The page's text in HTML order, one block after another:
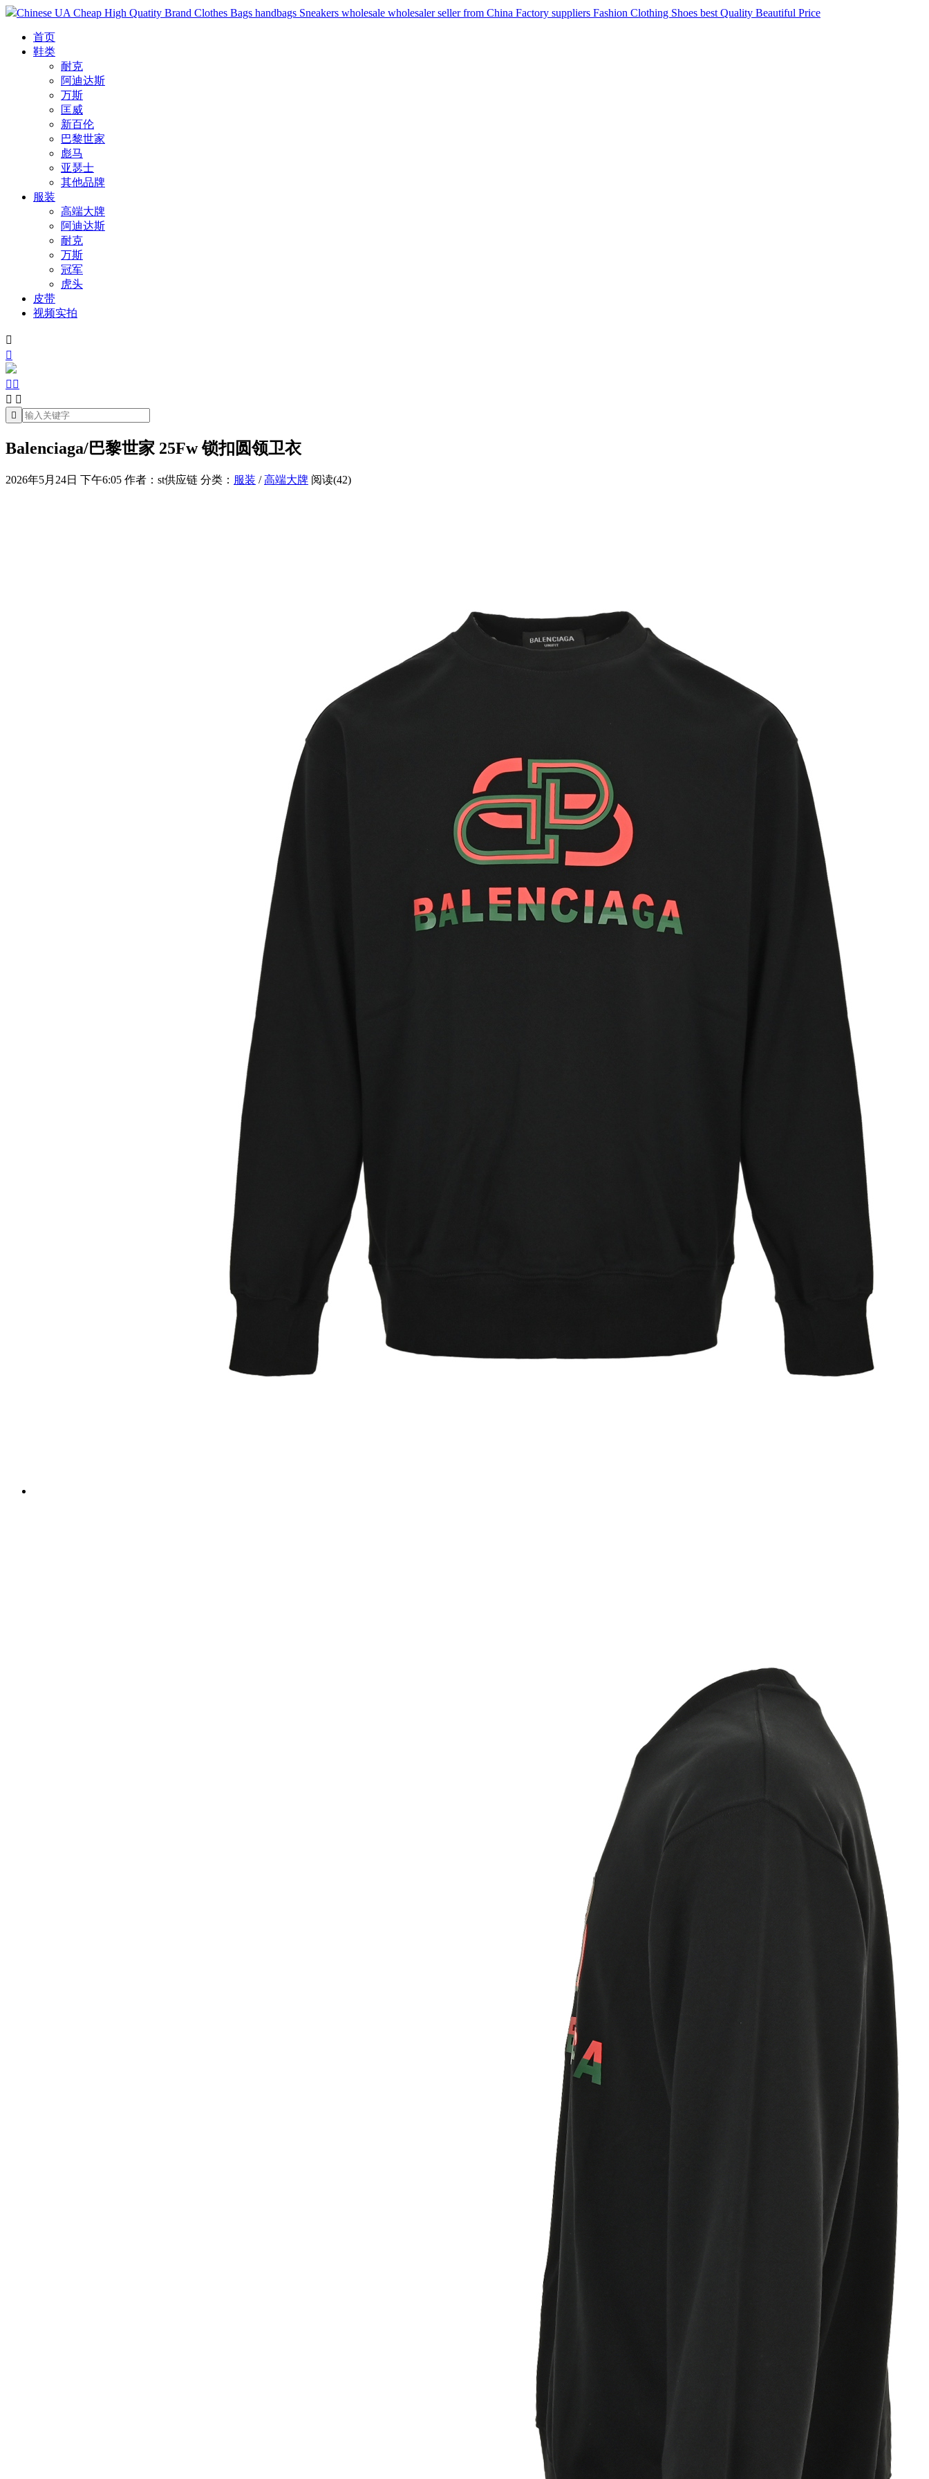
Chinese UA Cheap High Quatity Brand Clothes Bags handbags Sneakers wholesale wholesaler seller from China Factory suppliers Fashion Clothing Shoes best Quality Beautiful Price
首页
鞋类
耐克
阿迪达斯
万斯
匡威
新百伦
巴黎世家
彪马
亚瑟士
其他品牌
服装
高端大牌
阿迪达斯
耐克
万斯
冠军
虎头
皮带
视频实拍


 
 

Balenciaga/巴黎世家 25Fw 锁扣圆领卫衣
2026年5月24日 下午6:05 作者：st供应链 分类： 服装 /高端大牌 阅读(42)